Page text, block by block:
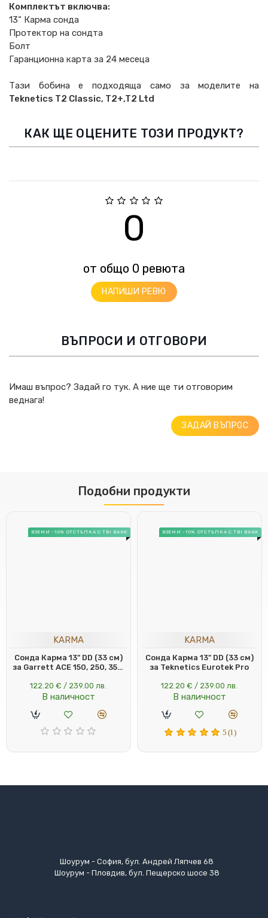
Комплектът включва:
13“ Карма сонда
Протектор на сондта
Болт
Гаранционна карта за 24 месеца
Тази бобина е подходяща само за моделите на
Teknetics T2 Classic, T2+,T2 Ltd
КАК ЩЕ ОЦЕНИТЕ ТОЗИ ПРОДУКТ?
0
от общо 0 ревюта
НАПИШИ РЕВЮ
ВЪПРОСИ И ОТГОВОРИ
Имаш въпрос? Задай го тук. А ние ще ти отговорим
веднага!
ЗАДАЙ ВЪПРОС
Подобни продукти
ВЗЕМИ -10% ОТСТЪПКА С TBI BANK
KARMA
Сонда Карма 13" DD (33 см)
за Garrett ACE 150, 250, 350,
400i, GTI
122.20 € / 239.00 лв.
В наличност
ВЗЕМИ -10% ОТСТЪПКА С TBI BANK
KARMA
Сонда Карма 13" DD (33 см)
за Teknetics Eurotek Pro
122.20 € / 239.00 лв.
В наличност
5 (1)
Шоурум - София, бул. Андрей Ляпчев 68
Шоурум - Пловдив, бул. Пещерско шосе 38